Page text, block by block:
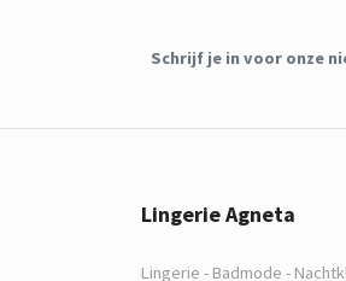
Schrijf je in voor onze
Lingerie Agneta
Lingerie - Badmode -